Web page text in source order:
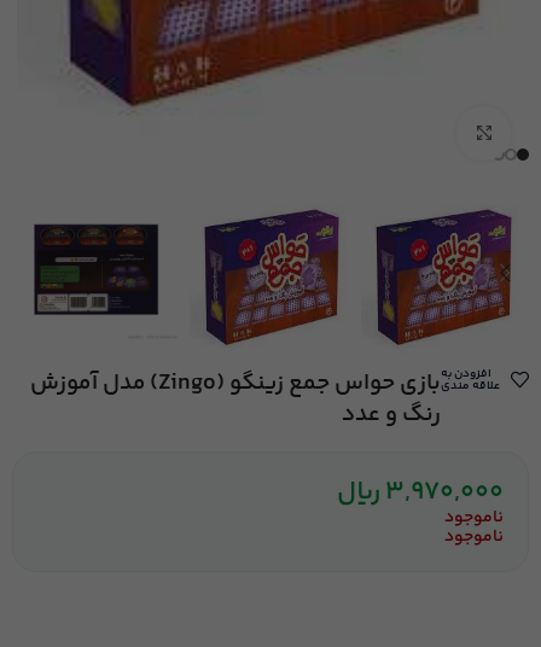
افزودن به
علاقه مندی
بازی حواس جمع زینگو (Zingo) مدل آموزش
رنگ و عدد
3,970,000ریال
ناموجود
ناموجود